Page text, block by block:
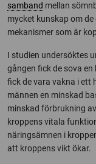
samband mellan
mycket kunskap om
mekanismer som är
I studien undersöktes
gången fick de sova
fick de vara vakna i ett
männen en minskad
minskad förbrukning
kroppens vitala
näringsämnen i
att kroppens vikt ökar.